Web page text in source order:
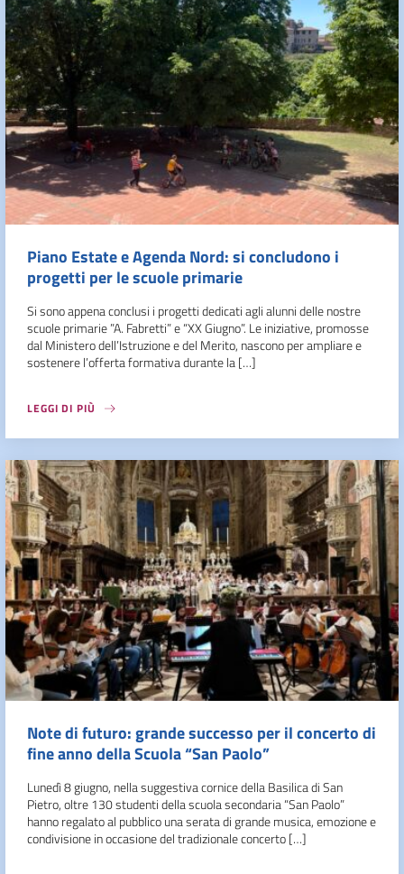
Piano Estate e Agenda Nord: si concludono i
progetti per le scuole primarie
Si sono appena conclusi i progetti dedicati agli alunni delle nostre
scuole primarie ”A. Fabretti” e “XX Giugno”. Le iniziative, promosse
dal Ministero dell’Istruzione e del Merito, nascono per ampliare e
sostenere l’offerta formativa durante la […]
LEGGI DI PIÙ
Note di futuro: grande successo per il concerto di
fine anno della Scuola “San Paolo”
Lunedì 8 giugno, nella suggestiva cornice della Basilica di San
Pietro, oltre 130 studenti della scuola secondaria “San Paolo”
hanno regalato al pubblico una serata di grande musica, emozione e
condivisione in occasione del tradizionale concerto […]